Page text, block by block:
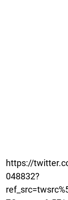
https://
048832?